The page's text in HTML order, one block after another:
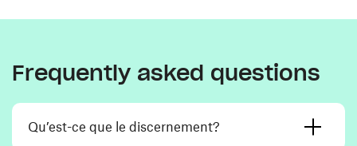
Frequently asked questions
Qu’est-ce que le discernement?